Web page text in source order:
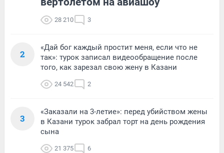
28 210 3
2
«Дай бог каждый простит меня, если что не
так»: турок записал видеообращение после
того, как зарезал свою жену в Казани
24 542 2
3
«Заказали на 3-летие»: перед убийством жены
в Казани турок забрал торт на день рождения
сына
21 375 6